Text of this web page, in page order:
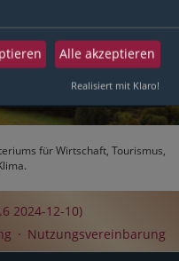
Konto registrieren
für Wirtschaft, Tourismus,
.
2024-12-10)
Nutzungsvereinbarung
Alle akzeptieren
Realisiert mit Klaro!